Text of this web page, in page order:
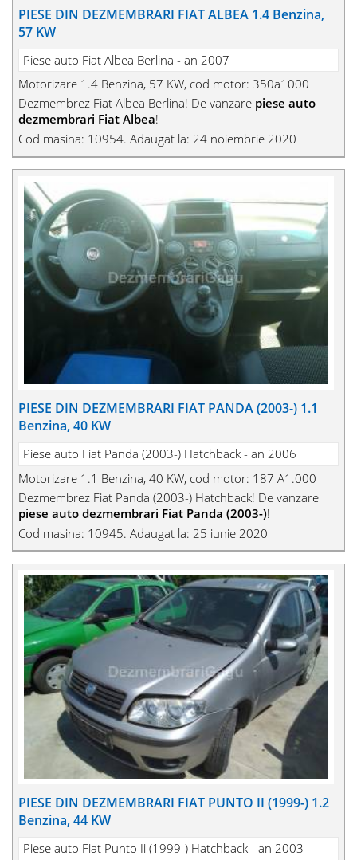
PIESE DIN DEZMEMBRARI FIAT ALBEA 1.4 Benzina,
57 KW
Piese auto Fiat Albea Berlina - an 2007
Motorizare 1.4 Benzina, 57 KW, cod motor: 350a1000
Dezmembrez Fiat Albea Berlina! De vanzare piese auto
dezmembrari Fiat Albea!
Cod masina: 10954. Adaugat la: 24 noiembrie 2020
PIESE DIN DEZMEMBRARI FIAT PANDA (2003-) 1.1
Benzina, 40 KW
Piese auto Fiat Panda (2003-) Hatchback - an 2006
Motorizare 1.1 Benzina, 40 KW, cod motor: 187 A1.000
Dezmembrez Fiat Panda (2003-) Hatchback! De vanzare
piese auto dezmembrari Fiat Panda (2003-)!
Cod masina: 10945. Adaugat la: 25 iunie 2020
PIESE DIN DEZMEMBRARI FIAT PUNTO II (1999-) 1.2
Benzina, 44 KW
Piese auto Fiat Punto Ii (1999-) Hatchback - an 2003